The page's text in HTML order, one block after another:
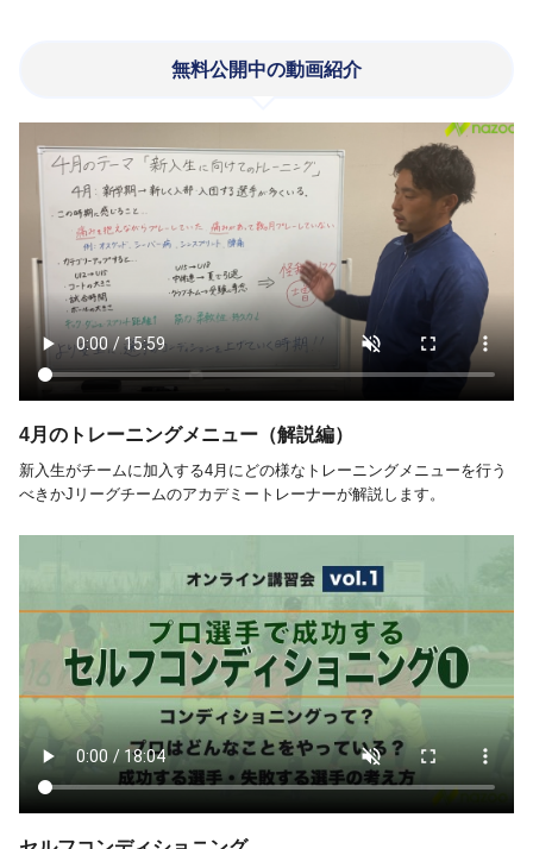
無料公開中の動画紹介
4月のトレーニングメニュー（解説編）
新入生がチームに加入する4月にどの様なトレーニングメニューを行う
べきかJリーグチームのアカデミートレーナーが解説します。